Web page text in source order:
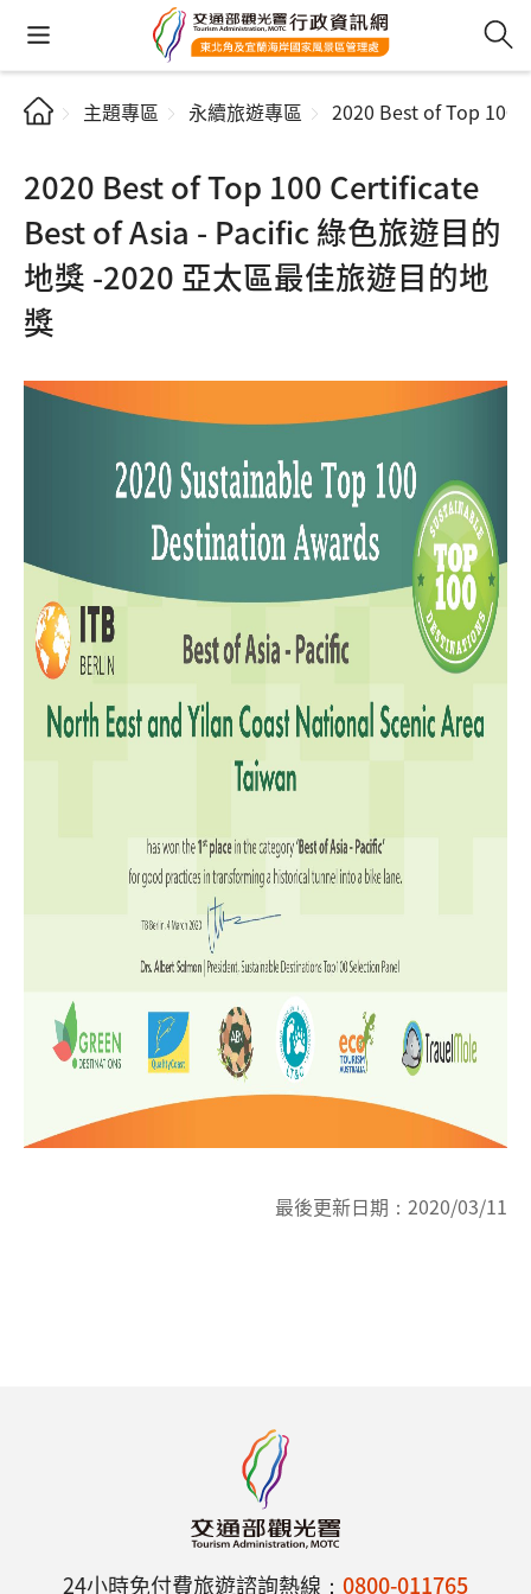
主題專區 永續旅遊專區 2020 Best of Top 100
2020 Best of Top 100 Certificate
Best of Asia - Pacific 綠色旅遊目的
地獎 -2020 亞太區最佳旅遊目的地
獎
最後更新日期： 2020/03/11
24小時免付費旅遊諮詢熱線： 0800-011765